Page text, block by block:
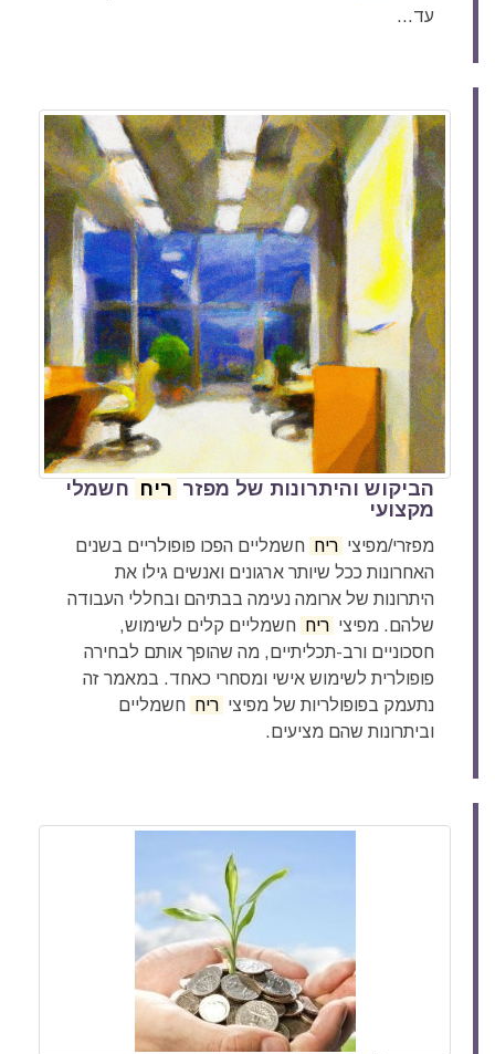
עד...
הביקוש והיתרונות של מפזר ריח חשמלי
מקצועי
מפזרי/מפיצי ריח חשמליים הפכו פופולריים בשנים
האחרונות ככל שיותר ארגונים ואנשים גילו את
היתרונות של ארומה נעימה בבתיהם ובחללי העבודה
שלהם. מפיצי ריח חשמליים קלים לשימוש,
חסכוניים ורב-תכליתיים, מה שהופך אותם לבחירה
פופולרית לשימוש אישי ומסחרי כאחד. במאמר זה
נתעמק בפופולריות של מפיצי ריח חשמליים
וביתרונות שהם מציעים.